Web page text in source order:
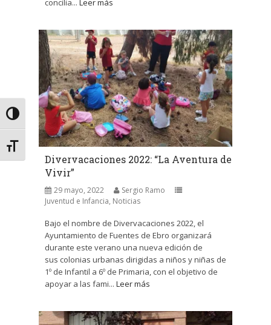
Alternar alto contraste
Alternar tamaño de letra
concilia... Leer más
Divervacaciones 2022: “La Aventura de
Vivir”
29 mayo, 2022
Sergio Ramo
Juventud e Infancia, Noticias
Bajo el nombre de Divervacaciones 2022, el
Ayuntamiento de Fuentes de Ebro organizará
durante este verano una nueva edición de
sus colonias urbanas dirigidas a niños y niñas de
1º de Infantil a 6º de Primaria, con el objetivo de
apoyar a las fami... Leer más